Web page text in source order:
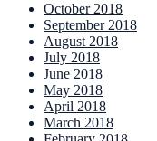
October 2018
September 2018
August 2018
July 2018
June 2018
May 2018
April 2018
March 2018